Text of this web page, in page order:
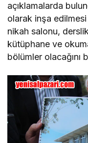
açıklamalarda
olarak inşa
nikah salonu,
kütüphane ve
bölümler olacağını